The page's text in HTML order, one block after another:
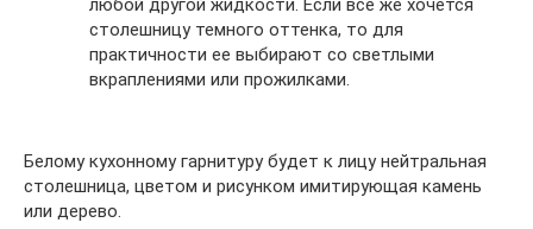
столешницу темного оттенка, то для
практичности ее выбирают со светлыми
вкраплениями или прожилками.
Белому кухонному гарнитуру будет к лицу нейтральная
столешница, цветом и рисунком имитирующая камень
или дерево.